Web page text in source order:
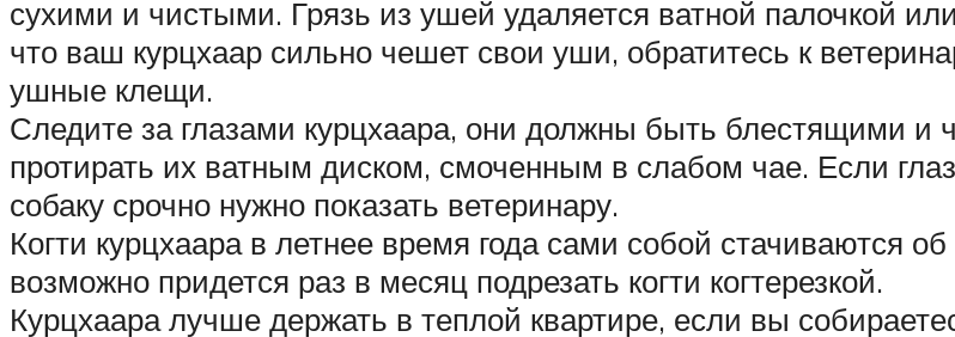
сухими и чистыми. Грязь из ушей удаляется ватной палочкой
что ваш курцхаар сильно чешет свои уши, обратитесь к
ушные клещи.
Следите за глазами курцхаара, они должны быть блестящими и
протирать их ватным диском, смоченным в слабом чае. Если
собаку срочно нужно показать ветеринару.
Когти курцхаара в летнее время года сами собой стачиваются
возможно придется раз в месяц подрезать когти когтерезкой.
Курцхаара лучше держать в теплой квартире, если вы